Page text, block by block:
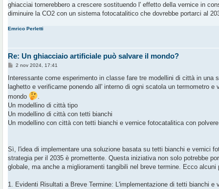
ghiacciai tornerebbero a crescere sostituendo l' effetto della vernice in
diminuire la CO2 con un sistema fotocatalitico che dovrebbe portarci al
Emrico Perletti
Re: Un ghiacciaio artificiale può salvare il mondo?
M
s
a
g
i
2 nov 2024, 17:41
Interessante come esperimento in classe fare tre modellini di città in una
laghetto e verificarne ponendo all' interno di ogni scatola un termometro
mondo
.
Un modellino di città tipo
Un modellino di città con tetti bianchi
Un modellino con città con tetti bianchi e vernice fotocatalitica con
Sì, l'idea di implementare una soluzione basata su tetti bianchi e vernici
strategia per il 2035 è promettente. Questa iniziativa non solo potrebbe
globale, ma anche a miglioramenti tangibili nel breve termine. Ecco alcuni
1. Evidenti Risultati a Breve Termine: L'implementazione di tetti bianchi e